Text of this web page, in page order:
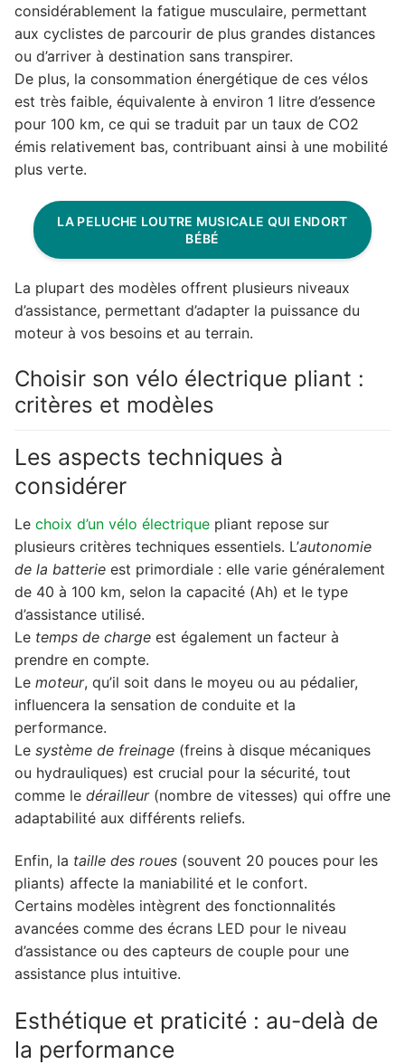
considérablement la fatigue musculaire, permettant
aux cyclistes de parcourir de plus grandes distances
ou d’arriver à destination sans transpirer.
De plus, la consommation énergétique de ces vélos
est très faible, équivalente à environ 1 litre d’essence
pour 100 km, ce qui se traduit par un taux de CO2
émis relativement bas, contribuant ainsi à une mobilité
plus verte.
LA PELUCHE LOUTRE MUSICALE QUI ENDORT
BÉBÉ
La plupart des modèles offrent plusieurs niveaux
d’assistance, permettant d’adapter la puissance du
moteur à vos besoins et au terrain.
Choisir son vélo électrique pliant :
critères et modèles
Les aspects techniques à
considérer
Le choix d’un vélo électrique pliant repose sur
plusieurs critères techniques essentiels. L’autonomie
de la batterie est primordiale : elle varie généralement
de 40 à 100 km, selon la capacité (Ah) et le type
d’assistance utilisé.
Le temps de charge est également un facteur à
prendre en compte.
Le moteur, qu’il soit dans le moyeu ou au pédalier,
influencera la sensation de conduite et la
performance.
Le système de freinage (freins à disque mécaniques
ou hydrauliques) est crucial pour la sécurité, tout
comme le dérailleur(nombre de vitesses) qui offre une
adaptabilité aux différents reliefs.
Enfin, la taille des roues (souvent 20 pouces pour les
pliants) affecte la maniabilité et le confort.
Certains modèles intègrent des fonctionnalités
avancées comme des écrans LED pour le niveau
d’assistance ou des capteurs de couple pour une
assistance plus intuitive.
Esthétique et praticité : au-delà de
la performance